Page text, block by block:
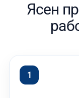
Ясен